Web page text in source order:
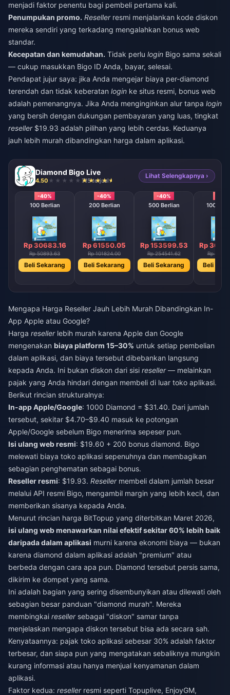
menjadi faktor penentu bagi pembeli pertama kali.
Penumpukan promo. Resellerresmi menjalankan kode diskon
mereka sendiri yang terkadang mengalahkan bonus web
standar.
Kecepatan dan kemudahan. Tidak perlu login Bigo sama sekali
— cukup masukkan Bigo ID Anda, bayar, selesai.
Pendapat jujur saya: jika Anda mengejar biaya per-diamond
terendah dan tidak keberatan login ke situs resmi, bonus web
adalah pemenangnya. Jika Anda menginginkan alur tanpa login
yang bersih dengan dukungan pembayaran yang luas, tingkat
reseller$19.93 adalah pilihan yang lebih cerdas. Keduanya
jauh lebih murah dibandingkan harga dalam aplikasi.
Diamond Bigo Live
4.50 715 terjual
Lihat Selengkapnya ›
-40%
100 Berlian
Rp 30683.16
Rp 50893.63
Beli Sekarang
-40%
200 Berlian
Rp 61550.05
Rp 101824.00
Beli Sekarang
-40%
500 Berlian
Rp 153599.53
Rp 254541.62
Beli Sekarang
1000
Rp
Rp
Beli
Mengapa Harga Reseller Jauh Lebih Murah Dibandingkan In-
App Apple atau Google?
Harga resellerlebih murah karena Apple dan Google
mengenakan biaya platform 15–30% untuk setiap pembelian
dalam aplikasi, dan biaya tersebut dibebankan langsung
kepada Anda. Ini bukan diskon dari sisi reseller— melainkan
pajak yang Anda hindari dengan membeli di luar toko aplikasi.
Berikut rincian strukturalnya:
In-app Apple/Google: 1000 Diamond = $31.40. Dari jumlah
tersebut, sekitar $4.70–$9.40 masuk ke potongan
Apple/Google sebelum Bigo menerima sepeser pun.
Isi ulang web resmi: $19.60 + 200 bonus diamond. Bigo
melewati biaya toko aplikasi sepenuhnya dan membagikan
sebagian penghematan sebagai bonus.
Reseller resmi: $19.93. Resellermembeli dalam jumlah besar
melalui API resmi Bigo, mengambil margin yang lebih kecil, dan
memberikan sisanya kepada Anda.
Menurut rincian harga BitTopup yang diterbitkan Maret 2026,
isi ulang web menawarkan nilai efektif sekitar 60% lebih baik
daripada dalam aplikasi murni karena ekonomi biaya — bukan
karena diamond dalam aplikasi adalah "premium" atau
berbeda dengan cara apa pun. Diamond tersebut persis sama,
dikirim ke dompet yang sama.
Ini adalah bagian yang sering disembunyikan atau dilewati oleh
sebagian besar panduan "diamond murah". Mereka
membingkai resellersebagai "diskon" samar tanpa
menjelaskan mengapa diskon tersebut bisa ada secara sah.
Kenyataannya: pajak toko aplikasi sebesar 30% adalah faktor
terbesar, dan siapa pun yang mengatakan sebaliknya mungkin
kurang informasi atau hanya menjual kenyamanan dalam
aplikasi.
Faktor kedua: resellerresmi seperti Topuplive, EnjoyGM,